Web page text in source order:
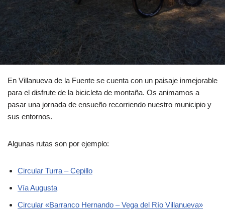
En Villanueva de la Fuente se cuenta con un paisaje inmejorable
para el disfrute de la bicicleta de montaña. Os animamos a
pasar una jornada de ensueño recorriendo nuestro municipio y
sus entornos.
Algunas rutas son por ejemplo:
Circular Turra – Cepillo
Vía Augusta
Circular «Barranco Hernando – Vega del Río Villanueva»